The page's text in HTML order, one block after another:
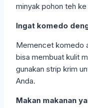
minyak pohon teh ke
Ingat komedo
Memencet komedo
bisa membuat kulit
gunakan strip krim
Anda.
Makan makanan